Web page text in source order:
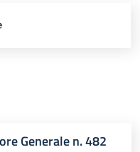
Generale n. 482